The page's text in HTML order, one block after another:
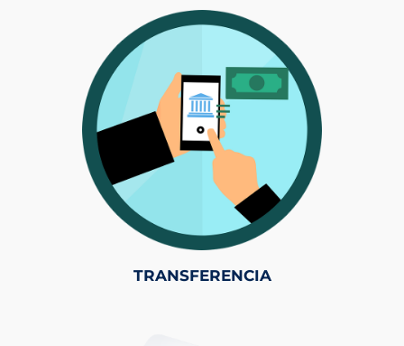
TRANSFERENCIA